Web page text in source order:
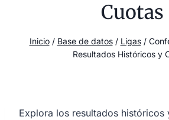
Cuotas
Inicio / Base de datos / Ligas /
Resultados Históricos y
Explora los resultados históricos